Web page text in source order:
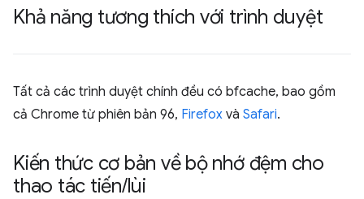
Khả năng tương thích với trình duyệt
Tất cả các trình duyệt chính đều có bfcache, bao gồm
cả Chrome từ phiên bản 96, Firefox và Safari.
Kiến thức cơ bản về bộ nhớ đệm cho
thao tác tiến/lùi